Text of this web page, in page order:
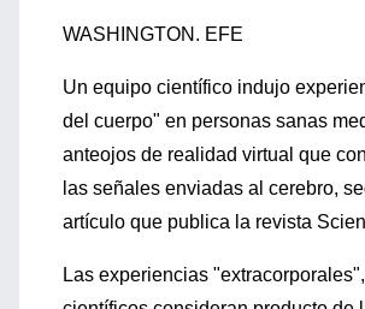
WASHINGTON. EFE
Un equipo científico indujo
del cuerpo" en personas sanas
anteojos de realidad virtual que
las señales enviadas al cerebro,
artículo que publica la revista
Las experiencias